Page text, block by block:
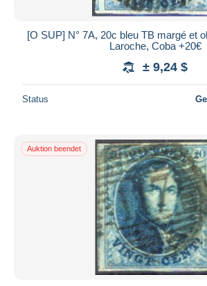
[O SUP] N° 7A, 20c bleu TB margé et
Laroche, Coba +20€
± 9,24 $
Status
Auktion beendet